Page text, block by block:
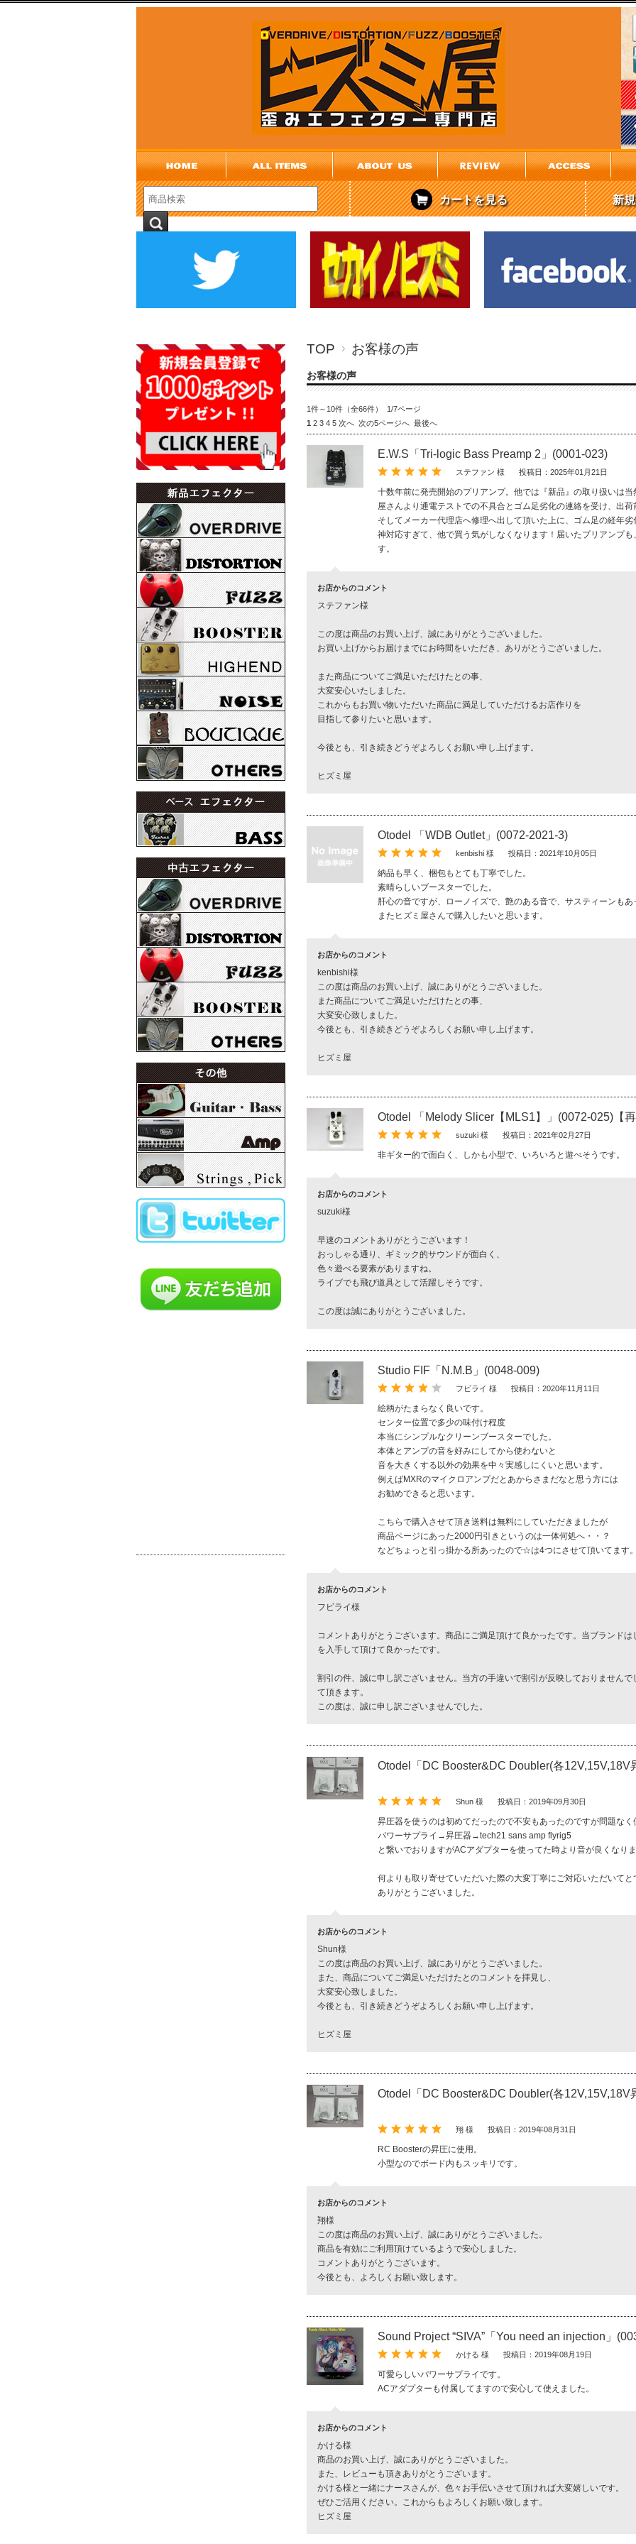
TOP お客様の声
お客様の声
1件～10件（全66件） 1/7ページ
1 2 3 4 5 次へ 次の5ページへ 最後へ
E.W.S「Tri-logic Bass Preamp 2」(0001-023)
ステファン 様 投稿日：2025年01月21日
十数年前に発売開始のプリアンプ。他では『新品』の取り扱いは
屋さんより通電テストでの不具合とゴム足劣化の連絡を受け、出
そしてメーカー代理店へ修理へ出して頂いた上に、ゴム足の経年
神対応すぎて、他で買う気がしなくなります！届いたプリアンプ
す。
お店からのコメント
ステファン様
この度は商品のお買い上げ、誠にありがとうございました。
お買い上げからお届けまでにお時間をいただき、ありがとうございました。
また商品についてご満足いただけたとの事、
大変安心いたしました。
これからもお買い物いただいた商品に満足していただけるお店作りを
目指して参りたいと思います。
今後とも、引き続きどうぞよろしくお願い申し上げます。
ヒズミ屋
Otodel 「WDB Outlet」(0072-2021-3)
kenbishi 様 投稿日：2021年10月05日
納品も早く、梱包もとても丁寧でした。
素晴らしいブースターでした。
肝心の音ですが、ローノイズで、艶のある音で、サスティーンも
またヒズミ屋さんで購入したいと思います。
お店からのコメント
kenbishi様
この度は商品のお買い上げ、誠にありがとうございました。
また商品についてご満足いただけたとの事、
大変安心致しました。
今後とも、引き続きどうぞよろしくお願い申し上げます。
ヒズミ屋
Otodel 「Melody Slicer【MLS1】」(0072-025)【
suzuki 様 投稿日：2021年02月27日
非ギター的で面白く、しかも小型で、いろいろと遊べそうです。
お店からのコメント
suzuki様
早速のコメントありがとうございます！
おっしゃる通り、ギミック的サウンドが面白く、
色々遊べる要素がありますね。
ライブでも飛び道具として活躍しそうです。
この度は誠にありがとうございました。
Studio FIF「N.M.B」(0048-009)
フビライ 様 投稿日：2020年11月11日
絵柄がたまらなく良いです。
センター位置で多少の味付け程度
本当にシンプルなクリーンブースターでした。
本体とアンプの音を好みにしてから使わないと
音を大きくする以外の効果を中々実感しにくいと思います。
例えばMXRのマイクロアンプだとあからさまだなと思う方には
お勧めできると思います。
こちらで購入させて頂き送料は無料にしていただきましたが
商品ページにあった2000円引きというのは一体何処へ・・？
などちょっと引っ掛かる所あったので☆は4つにさせて頂いてます
お店からのコメント
フビライ様
コメントありがとうございます。商品にご満足頂けて良かったです。当ブランド
を入手して頂けて良かったです。
割引の件、誠に申し訳ございません。当方の手違いで割引が反映しておりません
て頂きます。
この度は、誠に申し訳ございませんでした。
Otodel「DC Booster&DC Doubler(各12V,15V,18V
Shun 様 投稿日：2019年09月30日
昇圧器を使うのは初めてだったので不安もあったのですが問題な
パワーサプライ→昇圧器→tech21 sans amp flyrig5
と繋いでおりますがACアダプターを使ってた時より音が良くなり
何よりも取り寄せていただいた際の大変丁寧にご対応いただいて
ありがとうございました。
お店からのコメント
Shun様
この度は商品のお買い上げ、誠にありがとうございました。
また、商品についてご満足いただけたとのコメントを拝見し、
大変安心致しました。
今後とも、引き続きどうぞよろしくお願い申し上げます。
ヒズミ屋
Otodel「DC Booster&DC Doubler(各12V,15V,18V
翔 様 投稿日：2019年08月31日
RC Boosterの昇圧に使用。
小型なのでボード内もスッキリです。
お店からのコメント
翔様
この度は商品のお買い上げ、誠にありがとうございました。
商品を有効にご利用頂けているようで安心しました。
コメントありがとうございます。
今後とも、よろしくお願い致します。
Sound Project “SIVA”「You need an injection」
かける 様 投稿日：2019年08月19日
可愛らしいパワーサプライです。
ACアダプターも付属してますので安心して使えました。
お店からのコメント
かける様
商品のお買い上げ、誠にありがとうございました。
また、レビューも頂きありがとうございます。
かける様と一緒にナースさんが、色々お手伝いさせて頂ければ大変嬉しいです。
ぜひご活用ください。これからもよろしくお願い致します。
ヒズミ屋